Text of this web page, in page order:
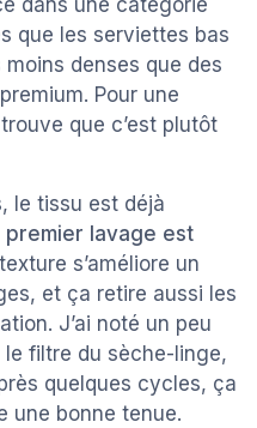
dans une catégorie
que les serviettes bas
denses que des
Pour une
que c’est plutôt
le tissu est déjà
premier lavage est
s’améliore un
et ça retire aussi les
J’ai noté un peu
filtre du sèche-linge,
quelques cycles, ça
une bonne tenue.